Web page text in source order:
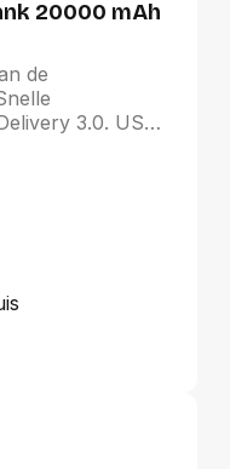
20000 mAh
de
3.0. USB
Zwart